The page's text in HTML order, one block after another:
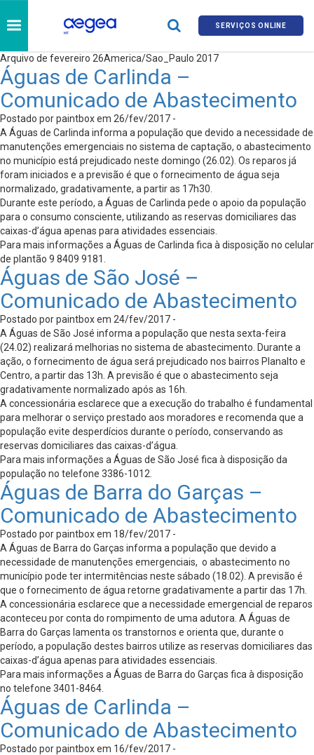
SERVIÇOS ONLINE
Arquivo de fevereiro 26America/Sao_Paulo 2017
Águas de Carlinda –
Comunicado de Abastecimento
Postado por paintbox em 26/fev/2017 -
A Águas de Carlinda informa a população que devido a necessidade de
manutenções emergenciais no sistema de captação, o abastecimento
no município está prejudicado neste domingo (26.02). Os reparos já
foram iniciados e a previsão é que o fornecimento de água seja
normalizado, gradativamente, a partir as 17h30.
Durante este período, a Águas de Carlinda pede o apoio da população
para o consumo consciente, utilizando as reservas domiciliares das
caixas-d’água apenas para atividades essenciais.
Para mais informações a Águas de Carlinda fica à disposição no celular
de plantão 9 8409 9181.
Águas de São José –
Comunicado de Abastecimento
Postado por paintbox em 24/fev/2017 -
A Águas de São José informa a população que nesta sexta-feira
(24.02) realizará melhorias no sistema de abastecimento. Durante a
ação, o fornecimento de água será prejudicado nos bairros Planalto e
Centro, a partir das 13h. A previsão é que o abastecimento seja
gradativamente normalizado após as 16h.
A concessionária esclarece que a execução do trabalho é fundamental
para melhorar o serviço prestado aos moradores e recomenda que a
população evite desperdícios durante o período, conservando as
reservas domiciliares das caixas-d’água.
Para mais informações a Águas de São José fica à disposição da
população no telefone 3386-1012.
Águas de Barra do Garças –
Comunicado de Abastecimento
Postado por paintbox em 18/fev/2017 -
A Águas de Barra do Garças informa a população que devido a
necessidade de manutenções emergenciais, o abastecimento no
município pode ter intermitências neste sábado (18.02). A previsão é
que o fornecimento de água retorne gradativamente a partir das 17h.
A concessionária esclarece que a necessidade emergencial de reparos
aconteceu por conta do rompimento de uma adutora. A Águas de
Barra do Garças lamenta os transtornos e orienta que, durante o
período, a população destes bairros utilize as reservas domiciliares das
caixas-d’água apenas para atividades essenciais.
Para mais informações a Águas de Barra do Garças fica à disposição
no telefone 3401-8464.
Águas de Carlinda –
Comunicado de Abastecimento
Postado por paintbox em 16/fev/2017 -